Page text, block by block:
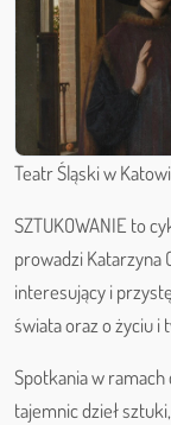
Teatr Śląski w
SZTUKOWANIE to
prowadzi Katarzyna
interesujący i
świata oraz o życiu
Spotkania w ramach
tajemnic dzieł